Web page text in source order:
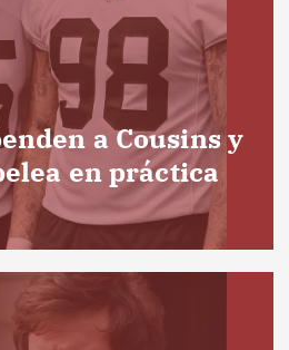
a Cousins y
en práctica